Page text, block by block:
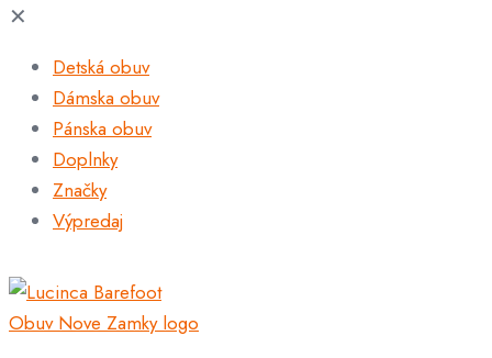
✕
Detská obuv
Dámska obuv
Pánska obuv
Doplnky
Značky
Výpredaj